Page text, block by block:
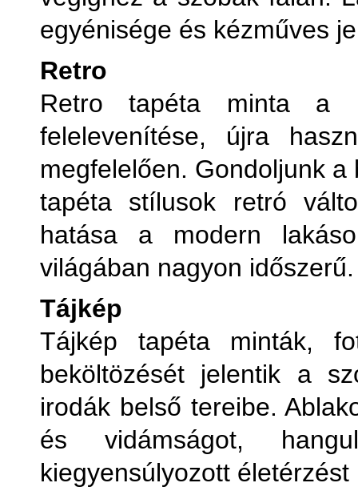
egyénisége és kézműves
Retro
Retro tapéta minta a
felelevenítése, újra
megfelelően. Gondoljunk
tapéta stílusok retró
hatása a modern
világában nagyon időszerű.
Tájkép
Tájkép tapéta minták,
beköltözését jelentik a
irodák belső tereibe.
és vidámságot,
kiegyensúlyozott